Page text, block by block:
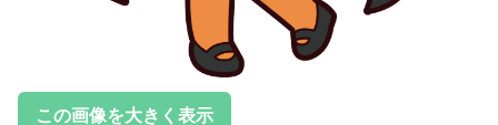
この画像を大きく表示